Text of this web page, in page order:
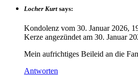
Locher Kurt says:
Kondolenz vom 30. Januar 2026,
Kerze angezündet am 30. Januar
Mein aufrichtiges Beileid an die
Antworten